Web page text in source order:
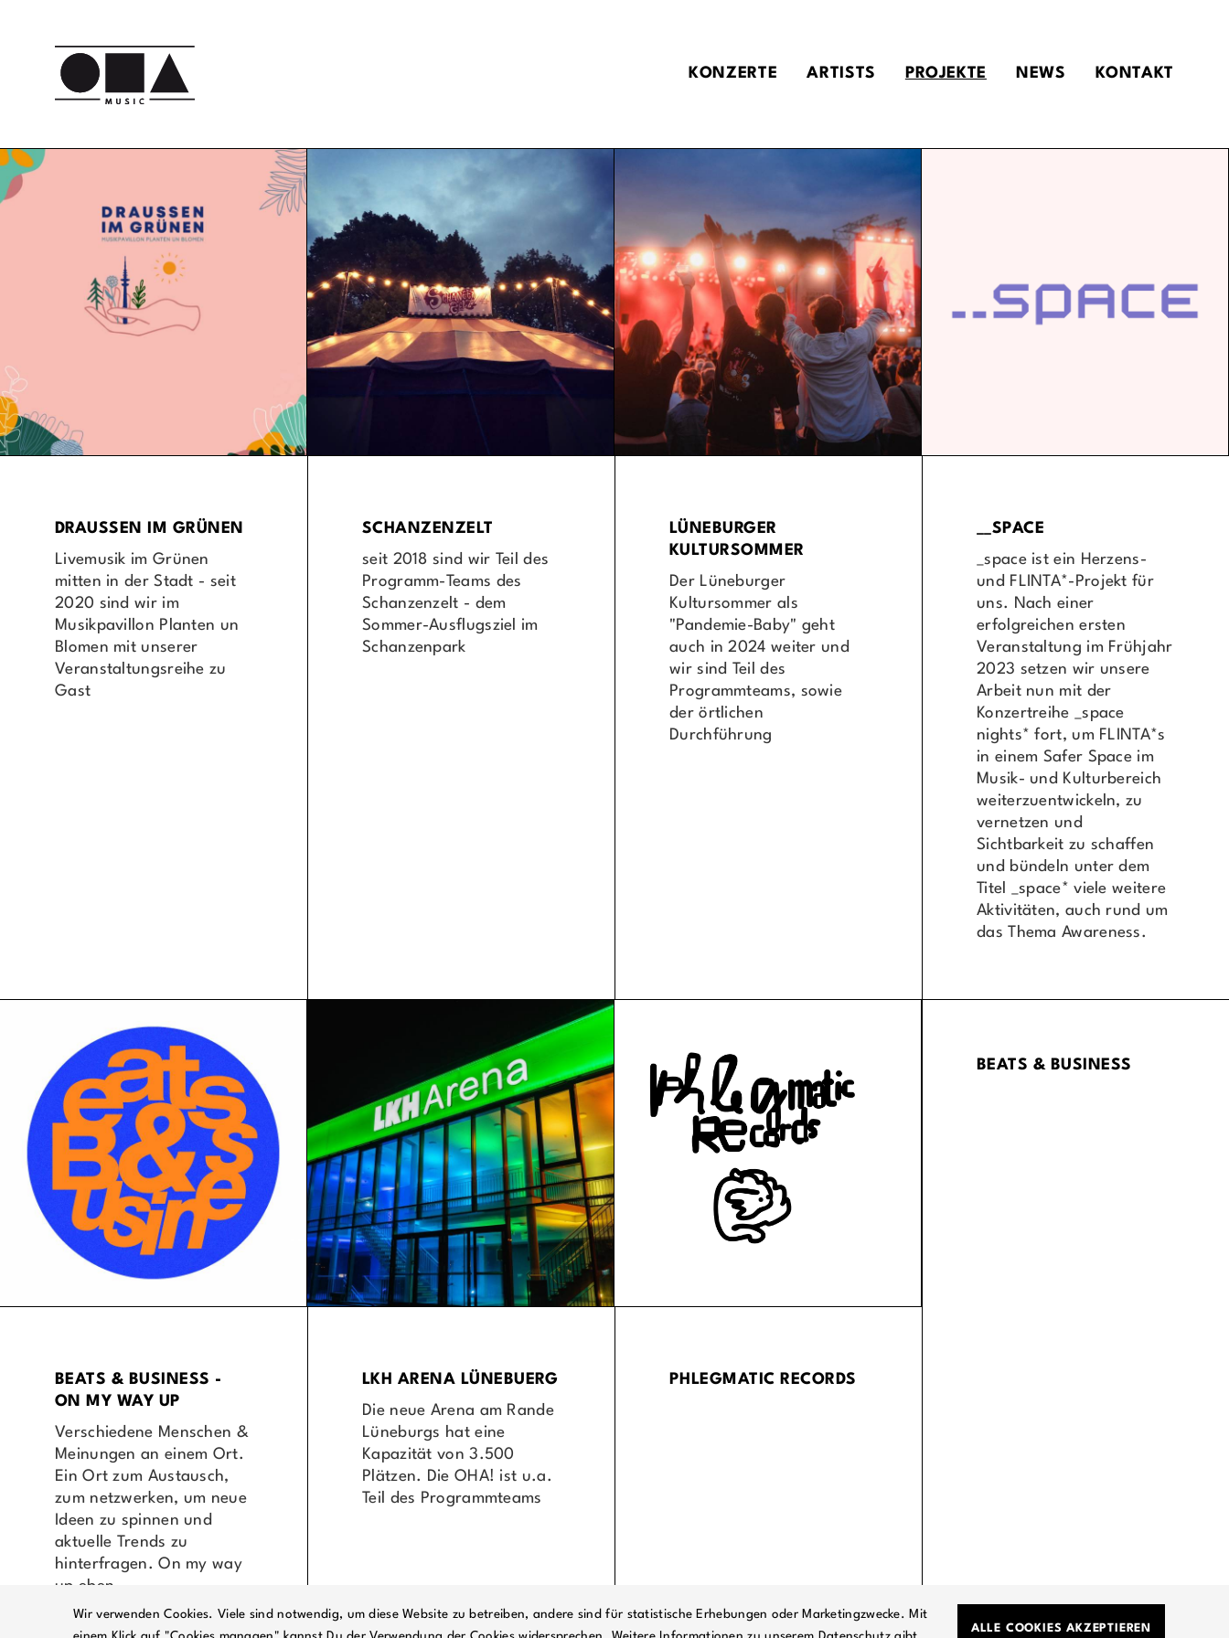
KONZERTE ARTISTS PROJEKTE NEWS KONTAKT
DRAUSSEN IM GRÜNEN
Livemusik im Grünen
mitten in der Stadt - seit
2020 sind wir im
Musikpavillon Planten un
Blomen mit unserer
Veranstaltungsreihe zu
Gast
SCHANZENZELT
seit 2018 sind wir Teil des
Programm-Teams des
Schanzenzelt - dem
Sommer-Ausflugsziel im
Schanzenpark
LÜNEBURGER
KULTURSOMMER
Der Lüneburger
Kultursommer als
"Pandemie-Baby" geht
auch in 2024 weiter und
wir sind Teil des
Programmteams, sowie
der örtlichen
Durchführung
__SPACE
_space ist ein Herzens-
und FLINTA*-Projekt für
uns. Nach einer
erfolgreichen ersten
Veranstaltung im Frühjahr
2023 setzen wir unsere
Arbeit nun mit der
Konzertreihe _space
nights* fort, um FLINTA*s
in einem Safer Space im
Musik- und Kulturbereich
weiterzuentwickeln, zu
vernetzen und
Sichtbarkeit zu schaffen
und bündeln unter dem
Titel _space* viele weitere
Aktivitäten, auch rund um
das Thema Awareness.
BEATS & BUSINESS -
ON MY WAY UP
Verschiedene Menschen &
Meinungen an einem Ort.
Ein Ort zum Austausch,
zum netzwerken, um neue
Ideen zu spinnen und
aktuelle Trends zu
hinterfragen. On my way
up eben.
LKH ARENA LÜNEBUERG
Die neue Arena am Rande
Lüneburgs hat eine
Kapazität von 3.500
Plätzen. Die OHA! ist u.a.
Teil des Programmteams
PHLEGMATIC RECORDS
BEATS & BUSINESS
Wir verwenden Cookies. Viele sind notwendig, um diese Website zu betreiben, andere sind für statistische Erhebungen oder Marketingzwecke. Mit
ALLE COOKIES AKZEPTIEREN